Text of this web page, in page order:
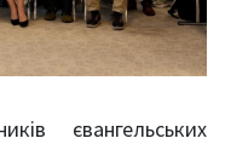
євангельських